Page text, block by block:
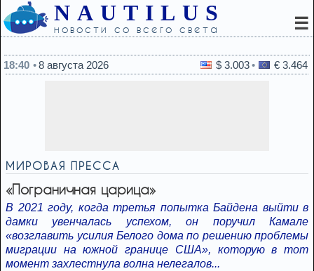
NAUTILUS
новости со всего света ☰
18:40
8 августа 2026 $ 3.003 € 3.464
МИРОВАЯ ПРЕССА
«Пограничная царица»
В 2021 году, когда третья попытка Байдена выйти в
дамки увенчалась успехом, он поручил Камале
«возглавить усилия Белого дома по решению проблемы
миграции на южной границе США», которую в тот
момент захлестнула волна нелегалов...